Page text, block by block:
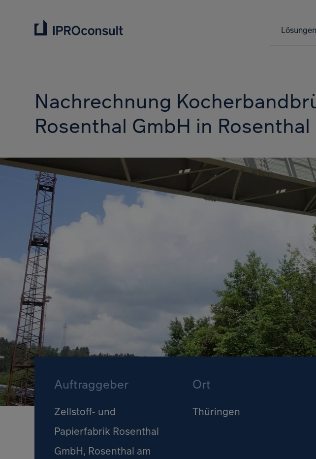
Lösungen
Nachrechnung
Rosenthal GmbH in Rosenthal
Auftraggeber
Zellstoff- und
Papierfabrik Rosenthal
GmbH, Rosenthal am
Ort
Thüringen